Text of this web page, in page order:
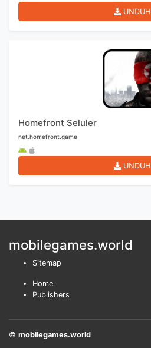
UNDUH
Homefront Seluler
net.homefront.game
UNDUH
mobilegames.world
Sitemap
Home
Publishers
© mobilegames.world